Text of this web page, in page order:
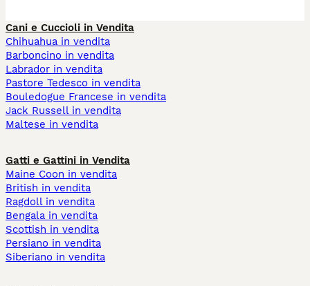
Cani e Cuccioli in Vendita
Chihuahua in vendita
Barboncino in vendita
Labrador in vendita
Pastore Tedesco in vendita
Bouledogue Francese in vendita
Jack Russell in vendita
Maltese in vendita
Gatti e Gattini in Vendita
Maine Coon in vendita
British in vendita
Ragdoll in vendita
Bengala in vendita
Scottish in vendita
Persiano in vendita
Siberiano in vendita